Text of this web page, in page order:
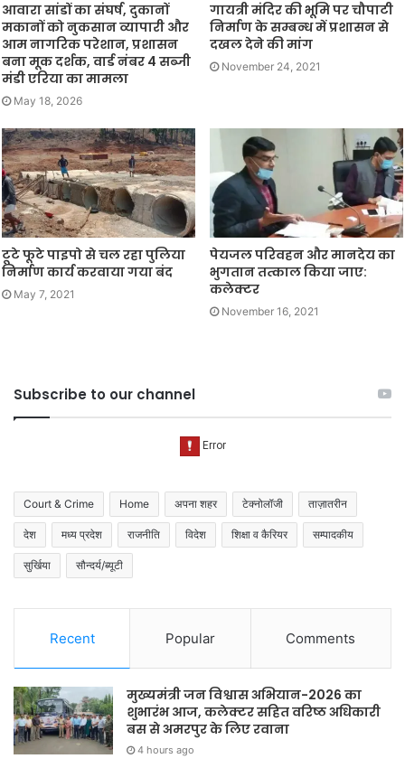
आवारा सांडों का संघर्ष, दुकानों
मकानों को नुकसान व्यापारी और
आम नागरिक परेशान, प्रशासन
बना मूक दर्शक, वार्ड नंबर 4 सब्जी
मंडी एरिया का मामला
May 18, 2026
गायत्री मंदिर की भूमि पर चौपाटी
निर्माण के सम्बन्ध में प्रशासन से
दखल देने की मांग
November 24, 2021
टूटे फूटे पाइपो से चल रहा पुलिया
निर्माण कार्य करवाया गया बंद
May 7, 2021
पेयजल परिवहन और मानदेय का
भुगतान तत्काल किया जाए:
कलेक्टर
November 16, 2021
Subscribe to our channel
Court & Crime Home अपना शहर टेक्नोलॉजी ताज़ातरीन
देश मध्य प्रदेश राजनीति विदेश शिक्षा व कैरियर सम्पादकीय
सुर्खिया सौन्दर्य/ब्यूटी
Recent Popular Comments
मुख्यमंत्री जन विश्वास अभियान-2026 का
शुभारंभ आज, कलेक्टर सहित वरिष्ठ अधिकारी
बस से अमरपुर के लिए रवाना
4 hours ago